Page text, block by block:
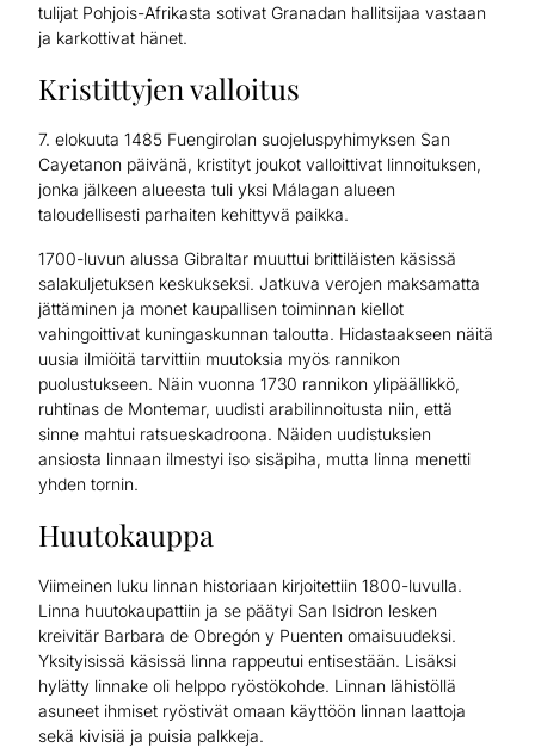
tulijat Pohjois-Afrikasta sotivat Granadan hallitsijaa vastaan
ja karkottivat hänet.
Kristittyjen valloitus
7. elokuuta 1485 Fuengirolan suojeluspyhimyksen San
Cayetanon päivänä, kristityt joukot valloittivat linnoituksen,
jonka jälkeen alueesta tuli yksi Málagan alueen
taloudellisesti parhaiten kehittyvä paikka.
1700-luvun alussa Gibraltar muuttui brittiläisten käsissä
salakuljetuksen keskukseksi. Jatkuva verojen maksamatta
jättäminen ja monet kaupallisen toiminnan kiellot
vahingoittivat kuningaskunnan taloutta. Hidastaakseen näitä
uusia ilmiöitä tarvittiin muutoksia myös rannikon
puolustukseen. Näin vuonna 1730 rannikon ylipäällikkö,
ruhtinas de Montemar, uudisti arabilinnoitusta niin, että
sinne mahtui ratsueskadroona. Näiden uudistuksien
ansiosta linnaan ilmestyi iso sisäpiha, mutta linna menetti
yhden tornin.
Huutokauppa
Viimeinen luku linnan historiaan kirjoitettiin 1800-luvulla.
Linna huutokaupattiin ja se päätyi San Isidron lesken
kreivitär Barbara de Obregón y Puenten omaisuudeksi.
Yksityisissä käsissä linna rappeutui entisestään. Lisäksi
hylätty linnake oli helppo ryöstökohde. Linnan lähistöllä
asuneet ihmiset ryöstivät omaan käyttöön linnan laattoja
sekä kivisiä ja puisia palkkeja.